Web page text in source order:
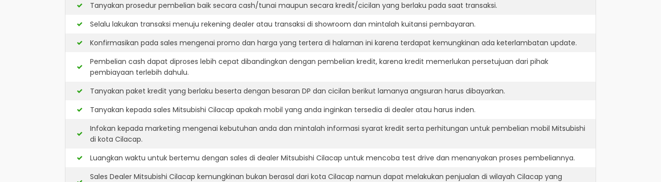
Tanyakan prosedur pembelian baik secara cash/tunai maupun secara kredit/cicilan yang berlaku pada saat transaksi.
Selalu lakukan transaksi menuju rekening dealer atau transaksi di showroom dan mintalah kuitansi pembayaran.
Konfirmasikan pada sales mengenai promo dan harga yang tertera di halaman ini karena terdapat kemungkinan ada keterlambatan update.
Pembelian cash dapat diproses lebih cepat dibandingkan dengan pembelian kredit, karena kredit memerlukan persetujuan dari pihak
pembiayaan terlebih dahulu.
Tanyakan paket kredit yang berlaku beserta dengan besaran DP dan cicilan berikut lamanya angsuran harus dibayarkan.
Tanyakan kepada sales Mitsubishi Cilacap apakah mobil yang anda inginkan tersedia di dealer atau harus inden.
Infokan kepada marketing mengenai kebutuhan anda dan mintalah informasi syarat kredit serta perhitungan untuk pembelian mobil Mitsubishi
di kota Cilacap.
Luangkan waktu untuk bertemu dengan sales di dealer Mitsubishi Cilacap untuk mencoba test drive dan menanyakan proses pembeliannya.
Sales Dealer Mitsubishi Cilacap kemungkinan bukan berasal dari kota Cilacap namun dapat melakukan penjualan di wilayah Cilacap yang